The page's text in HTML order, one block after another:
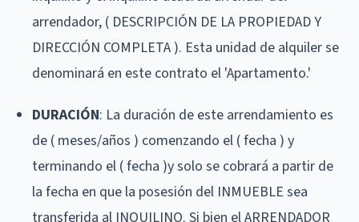
arrendador, ( DESCRIPCIÓN DE LA PROPIEDAD Y
DIRECCIÓN COMPLETA ). Esta unidad de alquiler se
denominará en este contrato el 'Apartamento.'
DURACIÓN: La duración de este arrendamiento es
de ( meses/años ) comenzando el ( fecha ) y
terminando el ( fecha )y solo se cobrará a partir de
la fecha en que la posesión del INMUEBLE sea
transferida al INQUILINO. Si bien el ARRENDADOR